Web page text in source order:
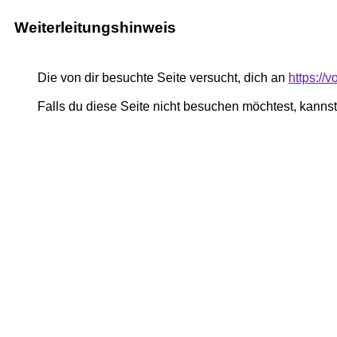
Weiterleitungshinweis
Die von dir besuchte Seite versucht, dich an https://
Falls du diese Seite nicht besuchen möchtest,